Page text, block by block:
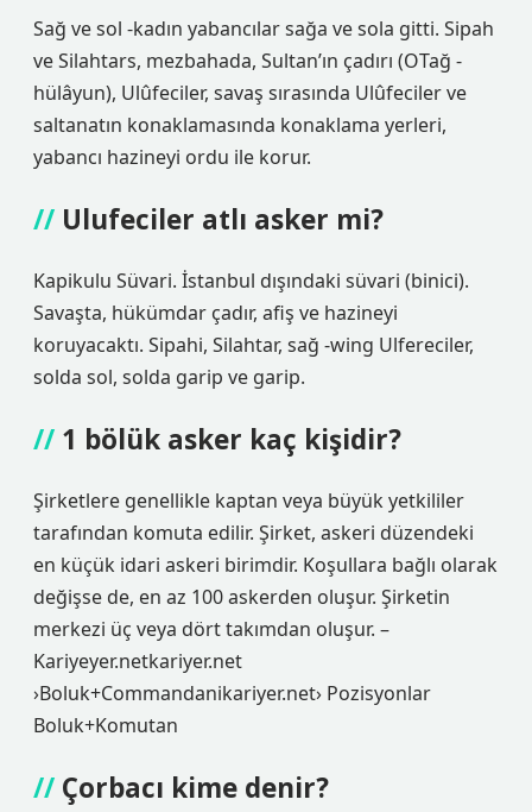
Sağ ve sol -kadın yabancılar sağa ve sola gitti. Sipah
ve Silahtars, mezbahada, Sultan’ın çadırı (OTağ -
hülâyun), Ulûfeciler, savaş sırasında Ulûfeciler ve
saltanatın konaklamasında konaklama yerleri,
yabancı hazineyi ordu ile korur.
Ulufeciler atlı asker mi?
Kapikulu Süvari. İstanbul dışındaki süvari (binici).
Savaşta, hükümdar çadır, afiş ve hazineyi
koruyacaktı. Sipahi, Silahtar, sağ -wing Ulfereciler,
solda sol, solda garip ve garip.
1 bölük asker kaç kişidir?
Şirketlere genellikle kaptan veya büyük yetkililer
tarafından komuta edilir. Şirket, askeri düzendeki
en küçük idari askeri birimdir. Koşullara bağlı olarak
değişse de, en az 100 askerden oluşur. Şirketin
merkezi üç veya dört takımdan oluşur. –
Kariyeyer.netkariyer.net
›Boluk+Commandanikariyer.net› Pozisyonlar
Boluk+Komutan
Çorbacı kime denir?